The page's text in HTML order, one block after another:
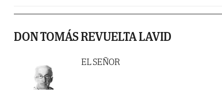
DON TOMÁS REVUELTA LAVID
EL SEÑOR